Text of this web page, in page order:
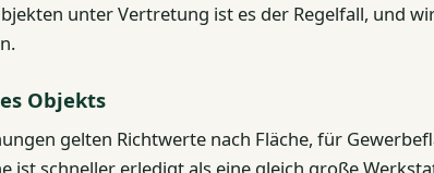
unter Vertretung ist es der Regelfall, und
Objekts
gelten Richtwerte nach Fläche, für
ist schneller erledigt als eine gleich große